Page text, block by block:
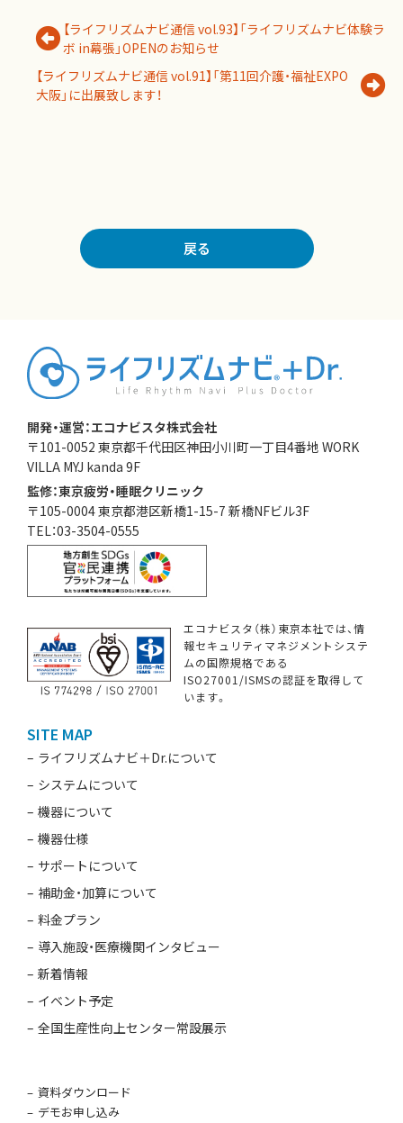
【ライフリズムナビ通信 vol.93】「ライフリズムナビ体験ラ
ボ in幕張」OPENのお知らせ
【ライフリズムナビ通信 vol.91】「第11回介護・福祉EXPO
大阪」に出展致します！
戻る
開発・運営：エコナビスタ株式会社
〒101-0052 東京都千代田区神田小川町一丁目4番地 WORK
VILLA MYJ kanda 9F
監修：東京疲労・睡眠クリニック
〒105-0004 東京都港区新橋1-15-7 新橋NFビル3F
TEL：03-3504-0555
エコナビスタ（株）東京本社では、情
報セキュリティマネジメントシステ
ムの国際規格である
ISO27001/ISMSの認証を取得して
います。
SITE MAP
ライフリズムナビ＋Dr.について
システムについて
機器について
機器仕様
サポートについて
補助金・加算について
料金プラン
導入施設・医療機関インタビュー
新着情報
イベント予定
全国生産性向上センター常設展示
資料ダウンロード
デモお申し込み